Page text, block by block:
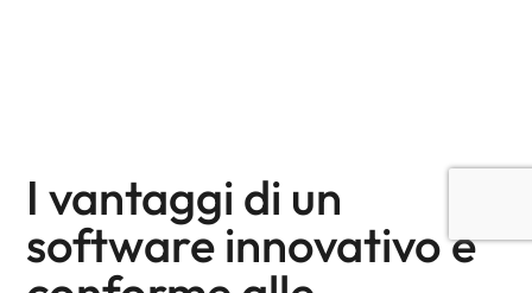
I vantaggi di un
software innovativo e